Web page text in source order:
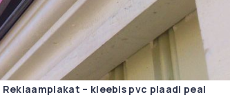
Reklaamplakat – kleebis pvc plaadi peal